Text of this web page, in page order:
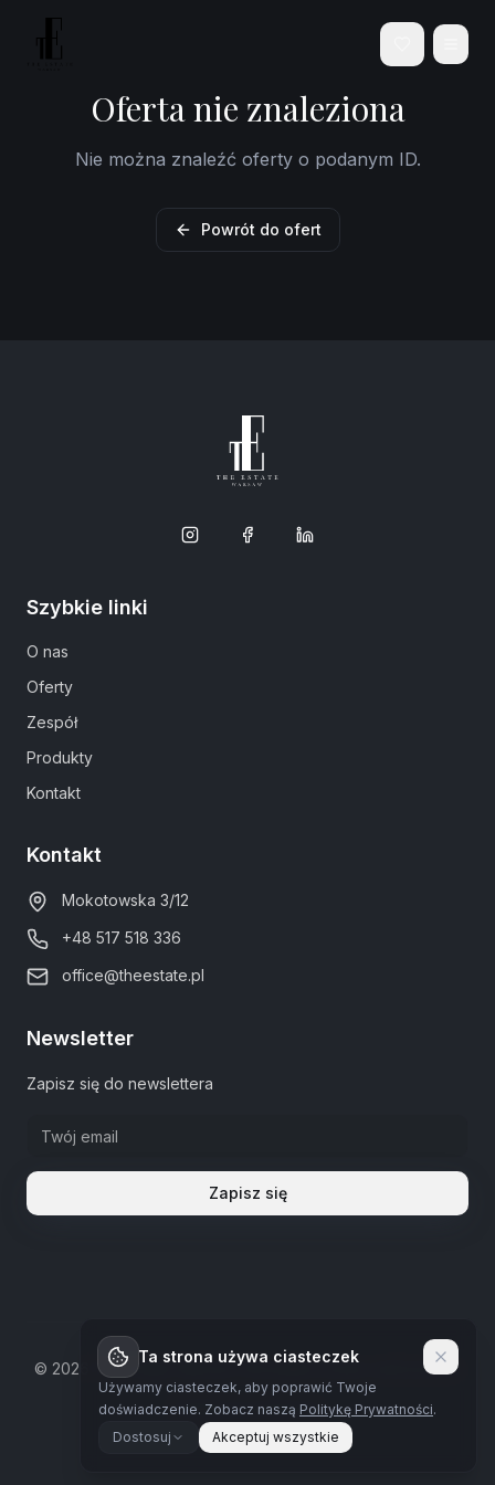
Oferta nie znaleziona
Nie można znaleźć oferty o podanym ID.
Powrót do ofert
Szybkie linki
O nas
Oferty
Zespół
Produkty
Kontakt
Kontakt
Mokotowska 3/12
+48 517 518 336
office@theestate.pl
Newsletter
Zapisz się do newslettera
Zapisz się
© 2026 The Estate Warsaw.Wszystkie prawa zastrzeżone
Polityka prywatności
Ta strona używa ciasteczek
Używamy ciasteczek, aby poprawić Twoje
doświadczenie. Zobacz naszą Politykę Prywatności.
Dostosuj
Akceptuj wszystkie